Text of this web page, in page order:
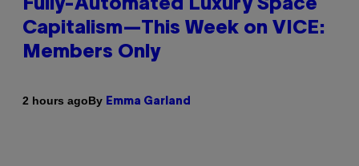
Fully-Automated Luxury Space
Capitalism—This Week on VICE:
Members Only
2 hours agoBy Emma Garland